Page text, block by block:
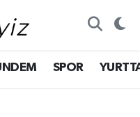
SPOR